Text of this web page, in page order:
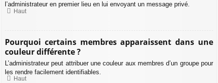
l’administrateur en premier lieu en lui envoyant un message privé.
Haut
Pourquoi certains membres apparaissent dans une
couleur différente ?
L’administrateur peut attribuer une couleur aux membres d’un groupe pour
les rendre facilement identifiables.
Haut